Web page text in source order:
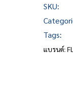
SKU:
Tags:
แบรนด์: